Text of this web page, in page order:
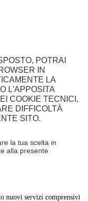
POTRAI
IN
LA
L'APPOSITA
COOKIE TECNICI,
DIFFICOLTÀ
SITO.
la tua scelta in
alla presente
nuovi servizi comprensivi